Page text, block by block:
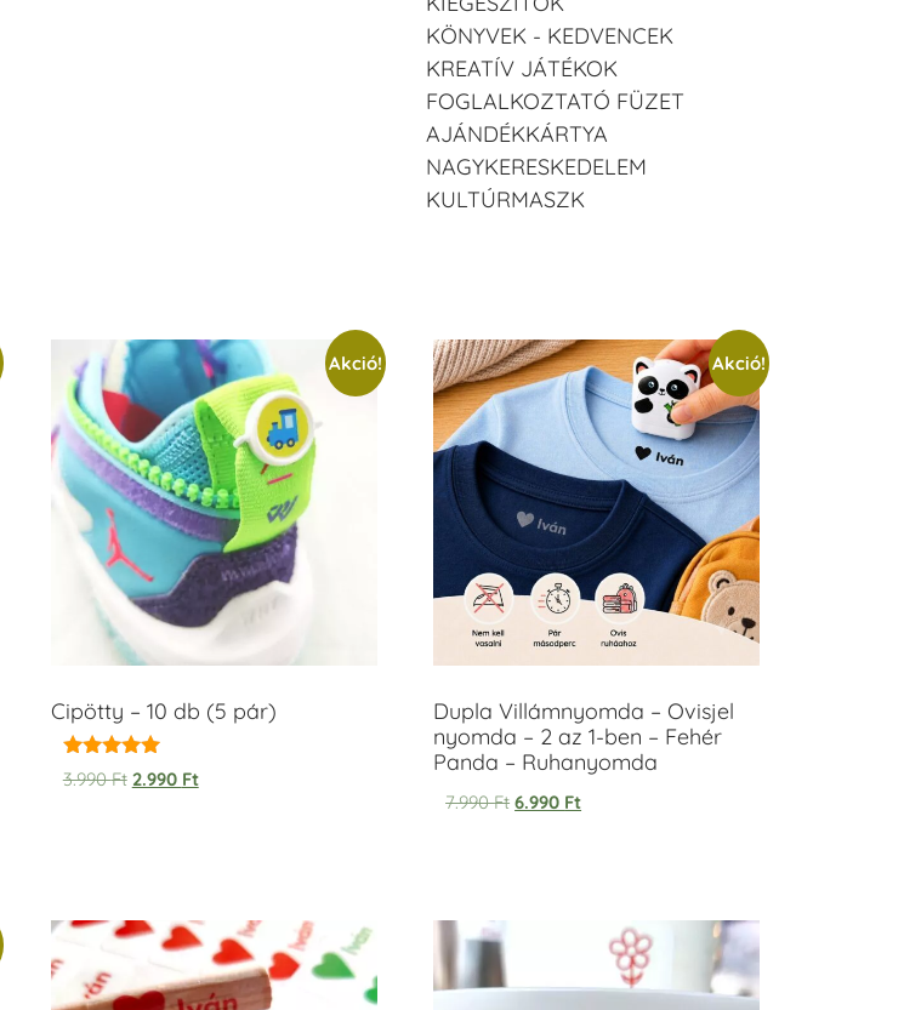
KÖNYVEK - KEDVENCEK
KREATÍV JÁTÉKOK
FOGLALKOZTATÓ FÜZET
AJÁNDÉKKÁRTYA
NAGYKERESKEDELEM
KULTÚRMASZK
Akció!
Cipötty – 10 db (5 pár)
Értékelés:
5.00
3.990Ft 2.990 Ft
Akció!
Dupla Villámnyomda – Ovisjel
nyomda – 2 az 1-ben – Fehér
Panda – Ruhanyomda
7.990Ft 6.990 Ft